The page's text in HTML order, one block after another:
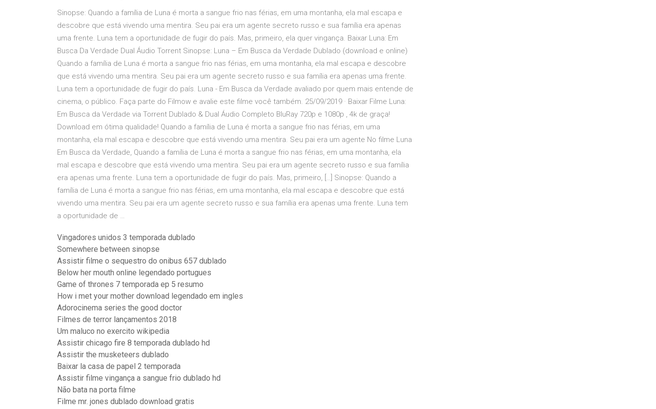
Sinopse: Quando a família de Luna é morta a sangue frio nas férias, em uma montanha, ela mal escapa e
descobre que está vivendo uma mentira. Seu pai era um agente secreto russo e sua família era apenas
uma frente. Luna tem a oportunidade de fugir do país. Mas, primeiro, ela quer vingança. Baixar Luna: Em
Busca Da Verdade Dual Áudio Torrent Sinopse: Luna – Em Busca da Verdade Dublado (download e online)
Quando a família de Luna é morta a sangue frio nas férias, em uma montanha, ela mal escapa e descobre
que está vivendo uma mentira. Seu pai era um agente secreto russo e sua família era apenas uma frente.
Luna tem a oportunidade de fugir do país. Luna - Em Busca da Verdade avaliado por quem mais entende de
cinema, o público. Faça parte do Filmow e avalie este filme você também. 25/09/2019 · Baixar Filme Luna:
Em Busca da Verdade via Torrent Dublado & Dual Áudio Completo BluRay 720p e 1080p , 4k de graça!
Download em ótima qualidade! Quando a família de Luna é morta a sangue frio nas férias, em uma
montanha, ela mal escapa e descobre que está vivendo uma mentira. Seu pai era um agente No filme Luna
Em Busca da Verdade, Quando a família de Luna é morta a sangue frio nas férias, em uma montanha, ela
mal escapa e descobre que está vivendo uma mentira. Seu pai era um agente secreto russo e sua família
era apenas uma frente. Luna tem a oportunidade de fugir do país. Mas, primeiro, […] Sinopse: Quando a
família de Luna é morta a sangue frio nas férias, em uma montanha, ela mal escapa e descobre que está
vivendo uma mentira. Seu pai era um agente secreto russo e sua família era apenas uma frente. Luna tem
a oportunidade de …
Vingadores unidos 3 temporada dublado
Somewhere between sinopse
Assistir filme o sequestro do onibus 657 dublado
Below her mouth online legendado portugues
Game of thrones 7 temporada ep 5 resumo
How i met your mother download legendado em ingles
Adorocinema series the good doctor
Filmes de terror lançamentos 2018
Um maluco no exercito wikipedia
Assistir chicago fire 8 temporada dublado hd
Assistir the musketeers dublado
Baixar la casa de papel 2 temporada
Assistir filme vingança a sangue frio dublado hd
Não bata na porta filme
Filme mr. jones dublado download gratis